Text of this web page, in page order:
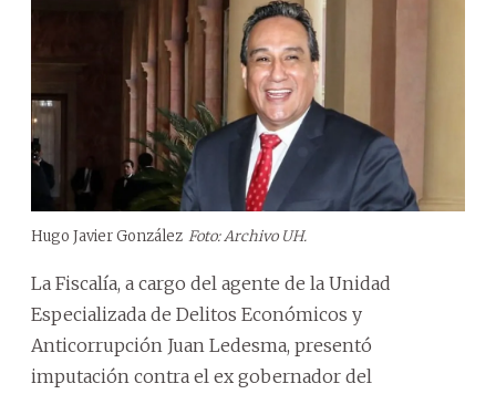
Hugo Javier González Foto: Archivo UH.
La Fiscalía, a cargo del agente de la Unidad
Especializada de Delitos Económicos y
Anticorrupción Juan Ledesma, presentó
imputación contra el ex gobernador del